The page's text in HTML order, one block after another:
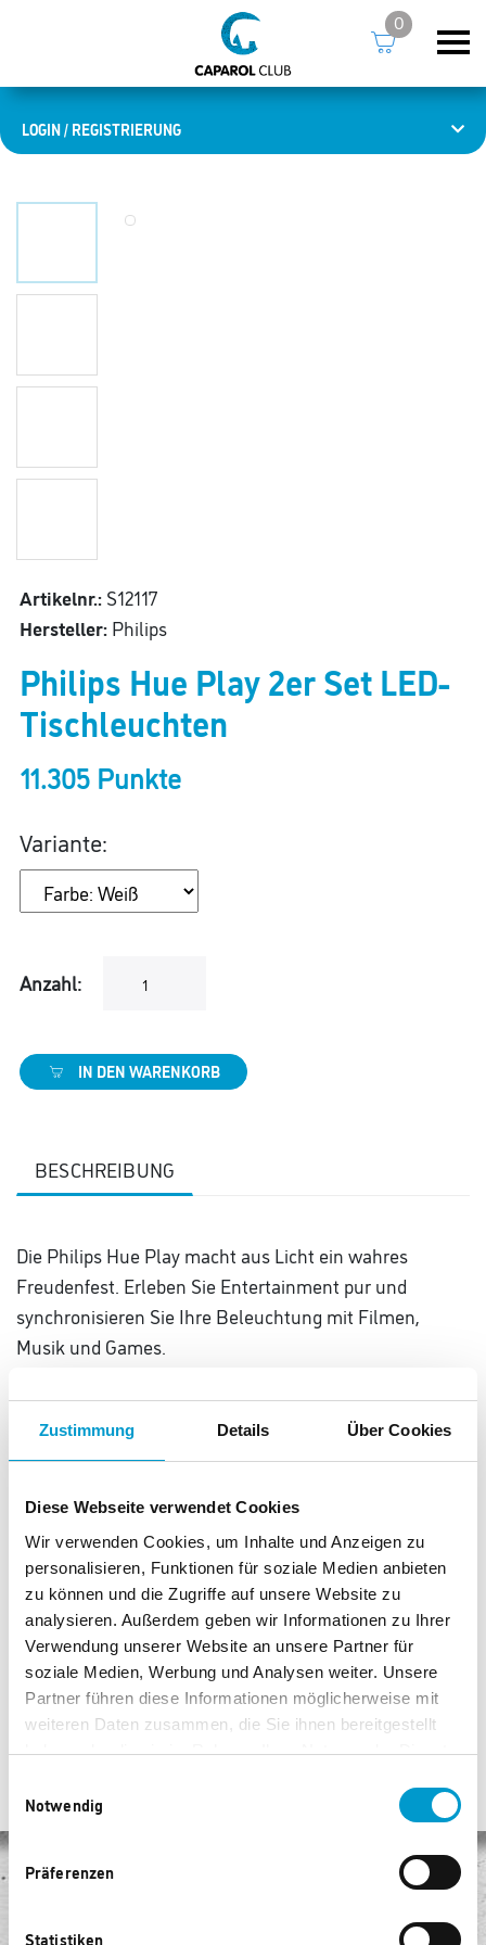
Zustimmung Details Über Cookies
Diese Webseite verwendet Cookies
Wir verwenden Cookies, um Inhalte und Anzeigen zu
personalisieren, Funktionen für soziale Medien anbieten
zu können und die Zugriffe auf unsere Website zu
analysieren. Außerdem geben wir Informationen zu Ihrer
Verwendung unserer Website an unsere Partner für
soziale Medien, Werbung und Analysen weiter. Unsere
Partner führen diese Informationen möglicherweise mit
weiteren Daten zusammen, die Sie ihnen bereitgestellt
haben oder die sie im Rahmen Ihrer Nutzung der Dienste
Notwendig
Präferenzen
Statistiken
LOGIN / REGISTRIERUNG
0
Artikelnr.: S12117
Hersteller: Philips
Philips Hue Play 2er Set LED-
Tischleuchten
11.305 Punkte
Variante:
Anzahl:
IN DEN WARENKORB
BESCHREIBUNG
Die Philips Hue Play macht aus Licht ein wahres
Freudenfest. Erleben Sie Entertainment pur und
synchronisieren Sie Ihre Beleuchtung mit Filmen,
Musik und Games.
LED-Tischleuchten für das Hue Lichtsystem
Kommunikation: WLAN
White & Color Ambiance
über Hue Sync
Optimale, flächige Lichtverteilung an der Wand
Viele Platzierungs- und Montagemöglichkeiten
Fest verbautes Leuchtmittel
Inklusive Netzanschluss
Maße (cm): 25,2 x 3,6 x 4,3
Egal, wie viel Sie kaufen, Sie bezahlen keine Versandkosten!